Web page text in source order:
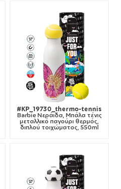
#KP_19730_thermo-tennis
Barbie Νεράιδα, Μπάλα τένις
μεταλλικό παγούρι θερμός,
διπλού τοιχώματος, 550ml